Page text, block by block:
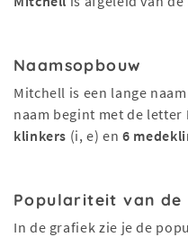
Naamsopbouw
Mitchell is een lange
naam begint met de letter
klinkers (i, e) en6
Populariteit van de
In de grafiek zie je de